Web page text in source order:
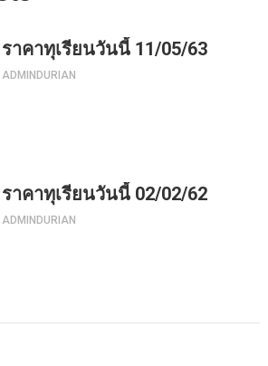
ราคาทุเรียนวันนี้ 11/05/63
ADMINDURIAN
ราคาทุเรียนวันนี้ 02/02/62
ADMINDURIAN